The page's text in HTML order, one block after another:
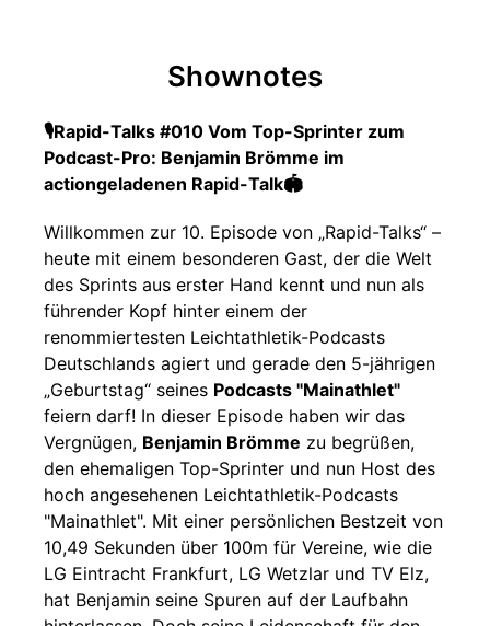
Shownotes
🎙️Rapid-Talks #010 Vom Top-Sprinter zum
Podcast-Pro: Benjamin Brömme im
actiongeladenen Rapid-Talk🏟
Willkommen zur 10. Episode von „Rapid-Talks“ –
heute mit einem besonderen Gast, der die Welt
des Sprints aus erster Hand kennt und nun als
führender Kopf hinter einem der
renommiertesten Leichtathletik-Podcasts
Deutschlands agiert und gerade den 5-jährigen
„Geburtstag“ seines Podcasts "Mainathlet"
feiern darf! In dieser Episode haben wir das
Vergnügen, Benjamin Brömme zu begrüßen,
den ehemaligen Top-Sprinter und nun Host des
hoch angesehenen Leichtathletik-Podcasts
"Mainathlet". Mit einer persönlichen Bestzeit von
10,49 Sekunden über 100m für Vereine, wie die
LG Eintracht Frankfurt, LG Wetzlar und TV Elz,
hat Benjamin seine Spuren auf der Laufbahn